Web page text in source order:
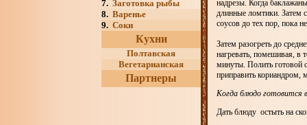
7. Заготовка рыбы
8. Варенье
9. Соки
Кухни
Полтавская
Вегетарианская
Партнеры
надрезы. Когда
длинные ломтики. Затем
соусов до тех пор, пока
Затем разогреть до
нагревать, помешивая, в
минуты. Полить готовой
приправить
Когда блюдо готовится
Дать блюду остыть на